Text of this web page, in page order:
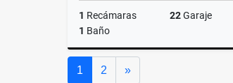
1 Recámaras 22Garaje
1 Baño
1 2 »Siguiente